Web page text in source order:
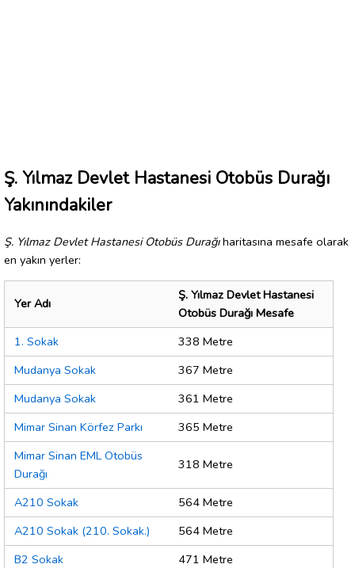
Ş. Yılmaz Devlet Hastanesi Otobüs Durağı
Yakınındakiler
Ş. Yılmaz Devlet Hastanesi Otobüs Durağıharitasına mesafe olarak
en yakın yerler:
Yer Adı
Ş. Yılmaz Devlet Hastanesi
Otobüs Durağı Mesafe
1. Sokak
338 Metre
Mudanya Sokak
367 Metre
Mudanya Sokak
361 Metre
Mimar Sinan Körfez Parkı
365 Metre
Mimar Sinan EML Otobüs
Durağı
318 Metre
A210 Sokak
564 Metre
A210 Sokak (210. Sokak.)
564 Metre
B2 Sokak
471 Metre